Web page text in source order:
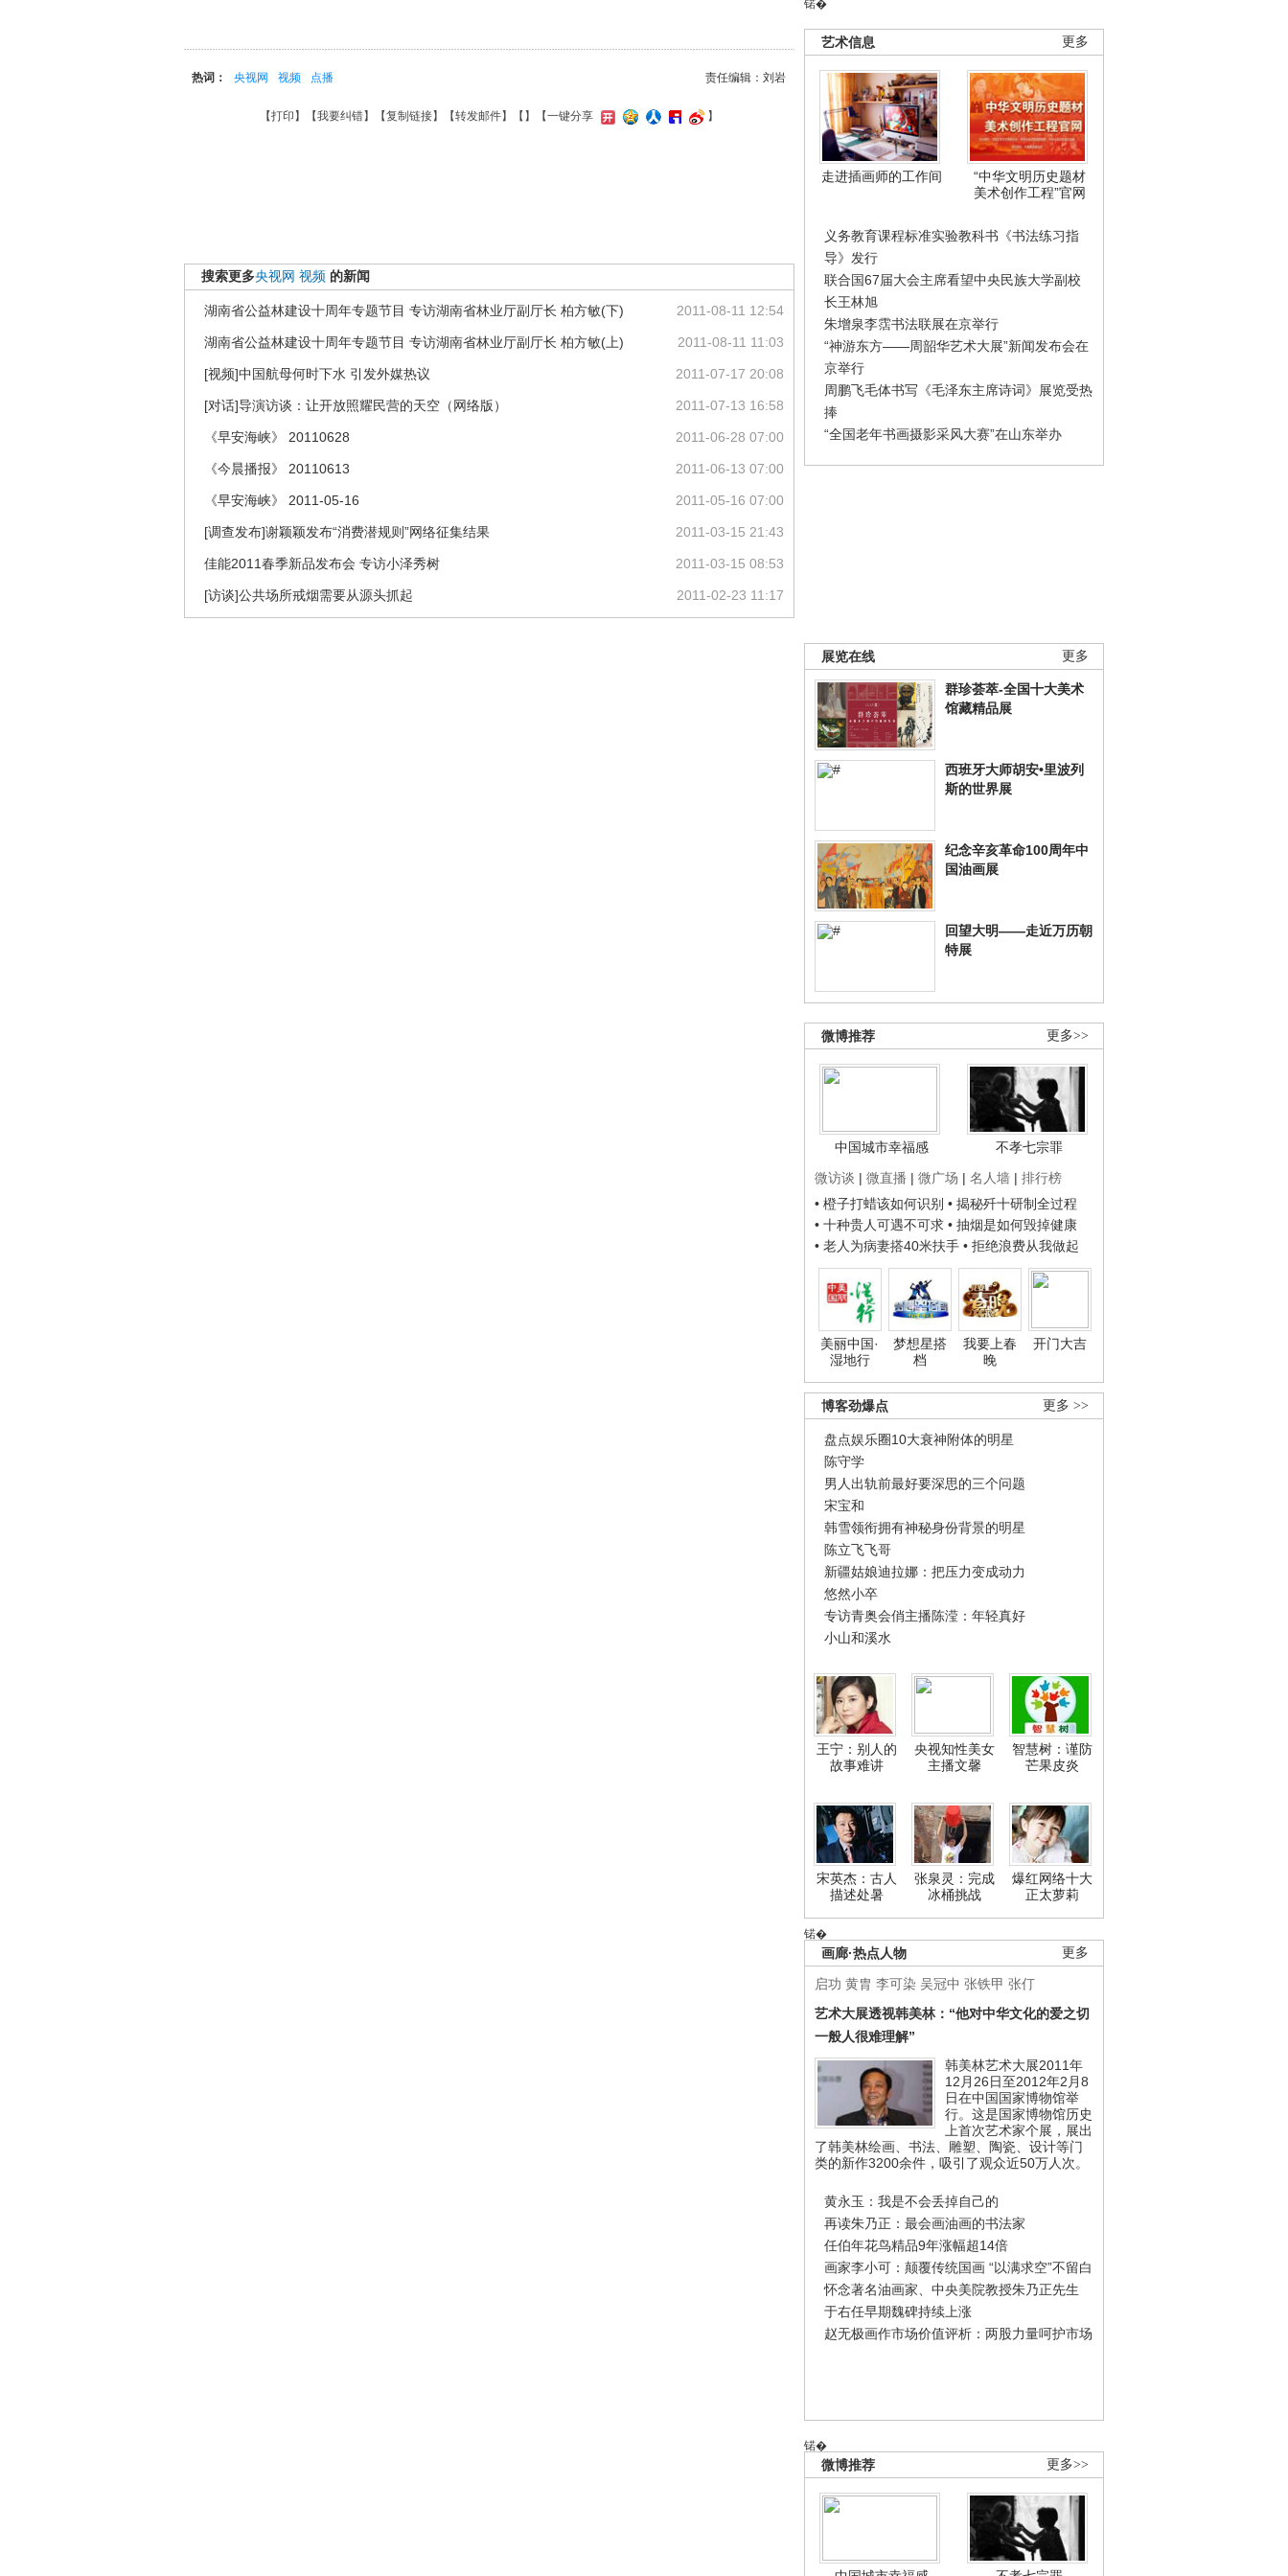
锘�
更多
艺术信息
走进插画师的工作间
“中华文明历史题材
美术创作工程”官网
义务教育课程标准实验教科书《书法练习指
导》发行
联合国67届大会主席看望中央民族大学副校
长王林旭
朱增泉李霑书法联展在京举行
“神游东方——周韶华艺术大展”新闻发布会在
京举行
周鹏飞毛体书写《毛泽东主席诗词》展览受热
捧
“全国老年书画摄影采风大赛”在山东举办
更多
展览在线
群珍荟萃-全国十大美术
馆藏精品展
西班牙大师胡安•里波列
斯的世界展
纪念辛亥革命100周年中
国油画展
回望大明——走近万历朝
特展
更多>>
微博推荐
中国城市幸福感
不孝七宗罪
微访谈 | 微直播 | 微广场 | 名人墙 | 排行榜
• 橙子打蜡该如何识别 • 揭秘歼十研制全过程
• 十种贵人可遇不可求 • 抽烟是如何毁掉健康
• 老人为病妻搭40米扶手 • 拒绝浪费从我做起
美丽中国·
湿地行
梦想星搭
档
我要上春
晚
开门大吉
更多 >>
博客劲爆点
盘点娱乐圈10大衰神附体的明星
陈守学
男人出轨前最好要深思的三个问题
宋宝和
韩雪领衔拥有神秘身份背景的明星
陈立飞飞哥
新疆姑娘迪拉娜：把压力变成动力
悠然小卒
专访青奥会俏主播陈滢：年轻真好
小山和溪水
王宁：别人的
故事难讲
央视知性美女
主播文馨
智慧树：谨防
芒果皮炎
宋英杰：古人
描述处暑
张泉灵：完成
冰桶挑战
爆红网络十大
正太萝莉
锘�
更多
画廊·热点人物
启功 黄胄 李可染 吴冠中 张铁甲 张仃
艺术大展透视韩美林：“他对中华文化的爱之切
一般人很难理解”
韩美林艺术大展2011年
12月26日至2012年2月8
日在中国国家博物馆举
行。这是国家博物馆历史
上首次艺术家个展，展出
了韩美林绘画、书法、雕塑、陶瓷、设计等门
类的新作3200余件，吸引了观众近50万人次。
黄永玉：我是不会丢掉自己的
再读朱乃正：最会画油画的书法家
任伯年花鸟精品9年涨幅超14倍
画家李小可：颠覆传统国画 “以满求空”不留白
怀念著名油画家、中央美院教授朱乃正先生
于右任早期魏碑持续上涨
赵无极画作市场价值评析：两股力量呵护市场
锘�
更多>>
微博推荐
责任编辑：刘岩
热词： 央视网 视频 点播
【打印 】【我要纠错】【复制链接】【转发邮件】【 】 【一键分享 】
搜索更多央视网 视频 的新闻
2011-08-11 12:54
湖南省公益林建设十周年专题节目 专访湖南省林业厅副厅长 柏方敏(下)
2011-08-11 11:03
湖南省公益林建设十周年专题节目 专访湖南省林业厅副厅长 柏方敏(上)
2011-07-17 20:08
[视频]中国航母何时下水 引发外媒热议
2011-07-13 16:58
[对话]导演访谈：让开放照耀民营的天空（网络版）
2011-06-28 07:00
《早安海峡》 20110628
2011-06-13 07:00
《今晨播报》 20110613
2011-05-16 07:00
《早安海峡》 2011-05-16
2011-03-15 21:43
[调查发布]谢颖颖发布“消费潜规则”网络征集结果
2011-03-15 08:53
佳能2011春季新品发布会 专访小泽秀树
2011-02-23 11:17
[访谈]公共场所戒烟需要从源头抓起